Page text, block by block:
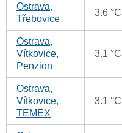
Ostrava,
Třebovice
3.6 °C
Ostrava,
Vítkovice,
Penzion
3.1 °C
Ostrava,
Vítkovice,
TEMEX
3.1 °C